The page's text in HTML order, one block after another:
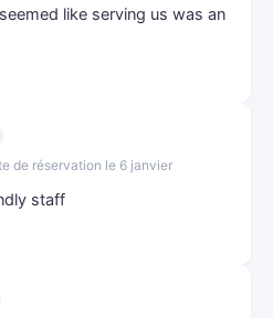
like serving us was an
de réservation le 6 janvier
staff